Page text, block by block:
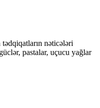
nəticələri
pastalar, uçucu yağlar